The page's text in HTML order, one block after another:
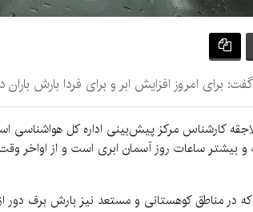
برای امروز افزایش ابر و برای فردا بارش
کارشناس مرکز پیش‌بینی اداره کل هواشناسی
و بیشتر ساعات روز آسمان ابری است و از
که در مناطق کوهستانی و مستعد نیز بارش برف دور